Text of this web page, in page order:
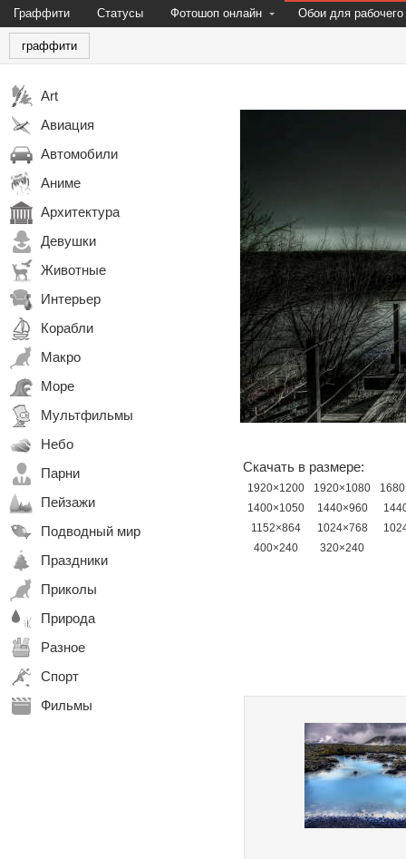
Граффити Статусы Фотошоп онлайн Обои для рабочего
граффити
Art
Авиация
Автомобили
Аниме
Архитектура
Девушки
Животные
Интерьер
Корабли
Макро
Море
Мультфильмы
Небо
Парни
Пейзажи
Подводный мир
Праздники
Приколы
Природа
Разное
Спорт
Фильмы
Скачать в размере:
1920×1200 1920×1080
1400×1050
1440×960
1152×864
1024×768
400×240
320×240